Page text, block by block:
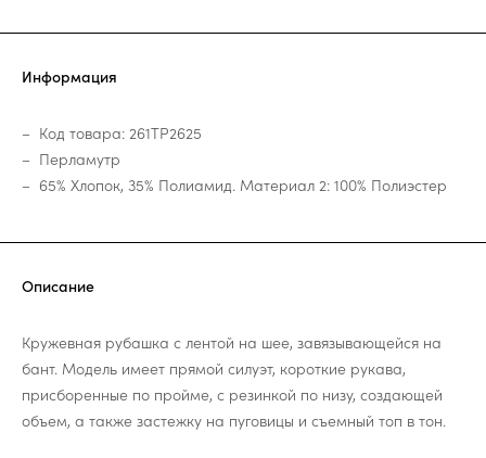
Информация
Код товара: 261TP2625
Перламутр
65% Хлопок, 35% Полиамид. Материал 2: 100% Полиэстер
Описание
Кружевная рубашка с лентой на шее, завязывающейся на
бант. Модель имеет прямой силуэт, короткие рукава,
присборенные по пройме, с резинкой по низу, создающей
объем, а также застежку на пуговицы и съемный топ в тон.